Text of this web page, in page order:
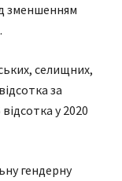
зменшенням
селищних,
за
у 2020
гендерну